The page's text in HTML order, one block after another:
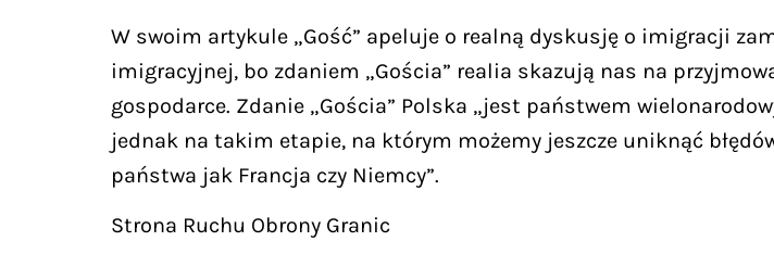
W swoim artykule „Gość” apeluje o realną dyskusję o imigracji
imigracyjnej, bo zdaniem „Gościa” realia skazują nas na
gospodarce. Zdanie „Gościa” Polska „jest państwem
jednak na takim etapie, na którym możemy jeszcze uniknąć
państwa jak Francja czy Niemcy”.
Strona Ruchu Obrony Granic